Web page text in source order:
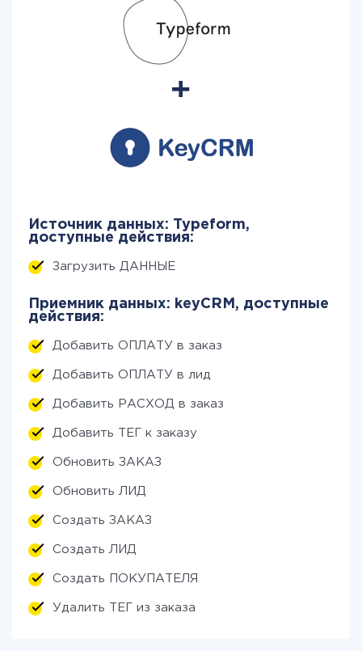
Источник данных: Typeform,
доступные действия:
Загрузить ДАННЫЕ
Приемник данных: keyCRM, доступные
действия:
Добавить ОПЛАТУ в заказ
Добавить ОПЛАТУ в лид
Добавить РАСХОД в заказ
Добавить ТЕГ к заказу
Обновить ЗАКАЗ
Обновить ЛИД
Создать ЗАКАЗ
Создать ЛИД
Создать ПОКУПАТЕЛЯ
Удалить ТЕГ из заказа